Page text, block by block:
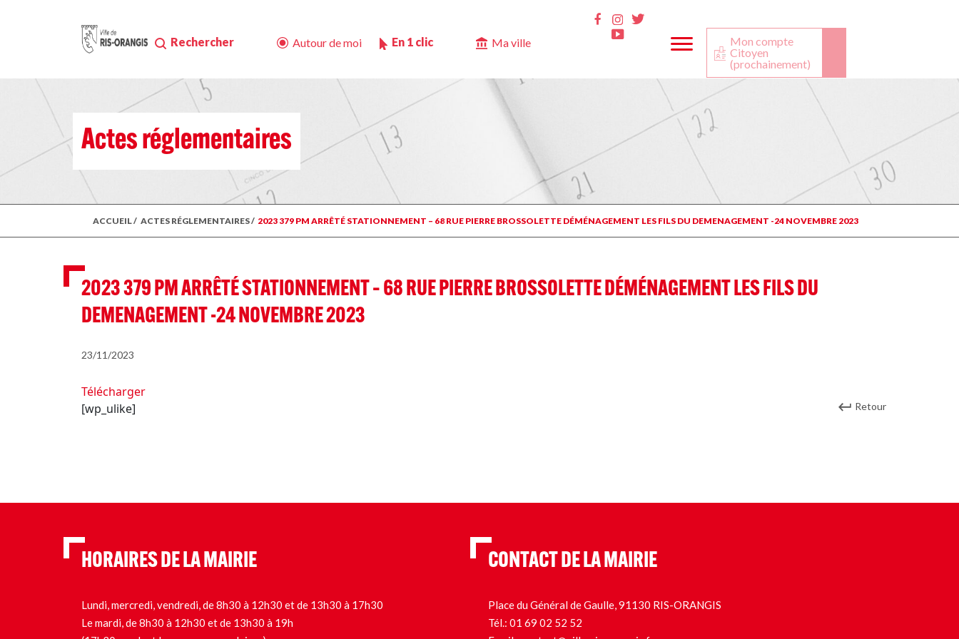
Rechercher Autour de moi En 1 clic Ma ville
Facebook
InstaTwitter
Youtube
Mon compte
Citoyen
(prochainement)
Actes réglementaires
ACCUEIL/ ACTES RÉGLEMENTAIRES/ 2023 379 PM ARRÊTÉ STATIONNEMENT – 68 RUE PIERRE BROSSOLETTE DÉMÉNAGEMENT LES FILS DU DEMENAGEMENT -24 NOVEMBRE 2023
2023 379 PM ARRÊTÉ STATIONNEMENT – 68 RUE PIERRE BROSSOLETTE DÉMÉNAGEMENT LES FILS DU
DEMENAGEMENT -24 NOVEMBRE 2023
23/11/2023
Télécharger
[wp_ulike]
Retour
HORAIRES DE LA MAIRIE
Lundi, mercredi, vendredi, de 8h30 à 12h30 et de 13h30 à 17h30
Le mardi, de 8h30 à 12h30 et de 13h30 à 19h
CONTACT DE LA MAIRIE
Place du Général de Gaulle, 91130 RIS-ORANGIS
Tél.: 01 69 02 52 52